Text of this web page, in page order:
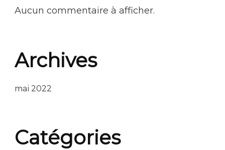
Aucun commentaire à afficher.
Archives
mai 2022
Catégories